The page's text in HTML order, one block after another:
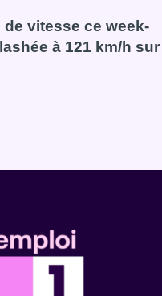
Hanssens recense des
vitesse ce week-
à 121 km/h sur
de vitesse ce week-